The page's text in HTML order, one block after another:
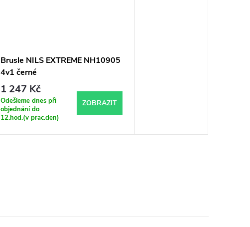
Brusle NILS EXTREME NH10905
4v1 černé
1 247 Kč
Odešleme dnes při
objednání do
12.hod.(v prac.den)
ZOBRAZIT